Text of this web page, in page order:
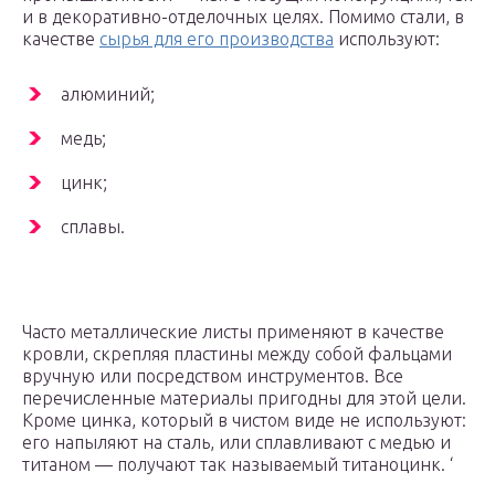
и в декоративно-отделочных целях. Помимо стали, в
качестве сырья для его производства используют:
алюминий;
медь;
цинк;
сплавы.
Часто металлические листы применяют в качестве
кровли, скрепляя пластины между собой фальцами
вручную или посредством инструментов. Все
перечисленные материалы пригодны для этой цели.
Кроме цинка, который в чистом виде не используют:
его напыляют на сталь, или сплавливают с медью и
титаном — получают так называемый титаноцинк. ‘